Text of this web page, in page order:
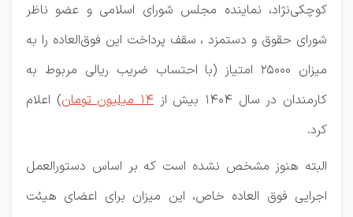
کوچکی‌نژاد، نماینده مجلس شورای اسلامی و عضو ناظر
شورای حقوق و دستمزد ، سقف پرداخت این فوق‌العاده را به
میزان 25000 امتیاز (با احتساب ضریب ریالی مربوط به
کارمندان در سال 1404 بیش از
14 میلیون تومان
) اعلام
کرد.
البته هنوز مشخص نشده است که بر اساس دستورالعمل
اجرایی فوق العاده خاص، این میزان برای اعضای هیئت